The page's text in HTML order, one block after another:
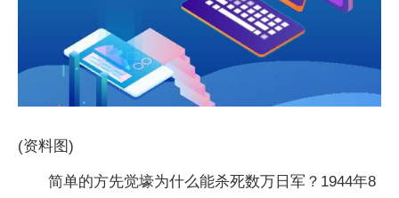
(资料图)
简单的方先觉壕为什么能杀死数万日军？1944年8